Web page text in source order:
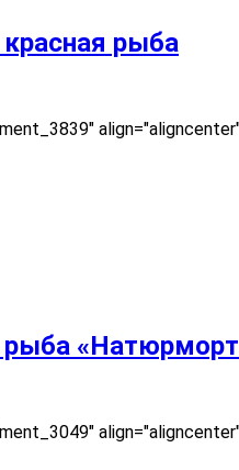
рыба
рыба